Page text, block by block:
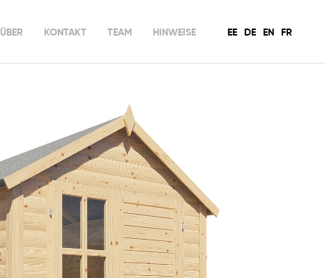
ÜBER KONTAKT TEAM HINWEISE EE DE EN FR